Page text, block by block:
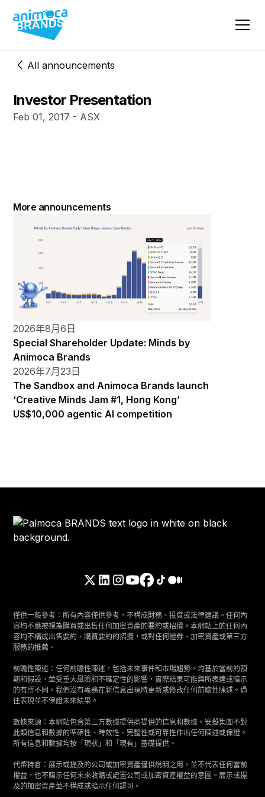
All announcements
Investor Presentation
Feb 01, 2017 - ASX
More announcements
2026年8月6日
Special Shareholder Update: Minds by
Animoca Brands
2026年7月23日
The Sandbox and Animoca Brands launch
‘Creative Minds Jam #1, Hong Kong’
US$10,000 agentic AI competition
僅供一般參考：所有內容僅供參考，不構成財務、投資或法律建議。任何內
容均不應被視為購買或出售任何加密資產的要約或招攬。本網站上的任何內
容均不構成出售要約、購買要約的招攬，或對任何證券、加密資產或第三方
服務的推薦。
前瞻性陳述：任何前瞻性陳述，包括未來事件和市場趨勢，均基於當前的預
期和假設，並受重大風險和不確定性的影響，實際結果可能與所表達或暗示
的有所不同。我們沒有義務在新信息出現時更新或修改任何前瞻性陳述。過
往表現並不保證未來結果。
數據來源：本網站包含第三方數據提供商提供的信息和數據。安擬集團不對
此類信息和數據的準確性、時效性、完整性或可靠性作出任何陳述或保證。
所有信息和數據均按「現狀」和「現有」基礎提供。
代幣持倉：展示或提及的公司或加密資產僅供說明之用，並不代表任何當前
權益，也不暗示任何未來收購或處置公司或加密資產權益的意圖。展示或提
及的加密資產並不構成或暗示任何認可。